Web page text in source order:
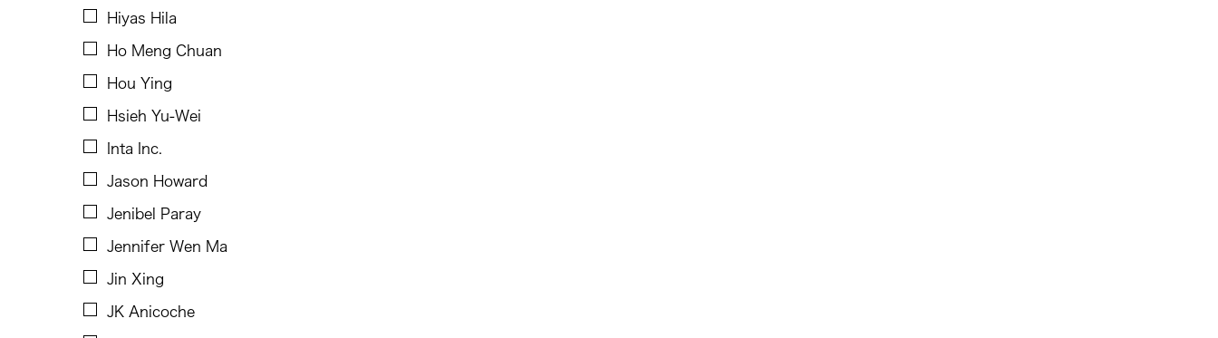
Hiyas Hila
Ho Meng Chuan
Hou Ying
Hsieh Yu-Wei
Inta Inc.
Jason Howard
Jenibel Paray
Jennifer Wen Ma
Jin Xing
JK Anicoche